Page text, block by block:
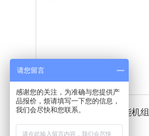
四川某项目的乾能机
请您留言
感谢您的关注，为准确与您提供产
品报价，烦请填写一下您的信息，
我们会尽快和您联系。